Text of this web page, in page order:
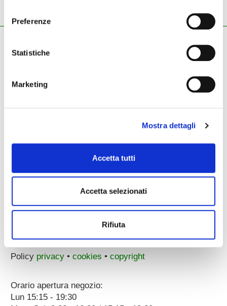
Preferenze
Statistiche
Marketing
Mostra dettagli
Accetta tutti
Accetta selezionati
Rifiuta
Pianoforti - Strumenti musicali
email pec:
37122 Verona (ITALY)
a 100 metri dal Parcheggio Arena
Dati societari
Policy privacy• cookies • copyright
Orario apertura negozio:
Lun 15:15 - 19:30